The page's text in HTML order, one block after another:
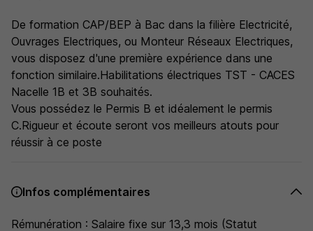
De formation CAP/BEP à Bac dans la filière Electricité,
Ouvrages Electriques, ou Monteur Réseaux Electriques,
vous disposez d'une première expérience dans une
fonction similaire.Habilitations électriques TST - CACES
Nacelle 1B et 3B souhaités.
Vous possédez le Permis B et idéalement le permis
C.Rigueur et écoute seront vos meilleurs atouts pour
réussir à ce poste
Infos complémentaires
Rémunération : Salaire fixe sur 13,3 mois (Statut